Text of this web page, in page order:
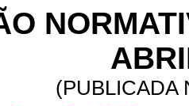
(PUBLICADA